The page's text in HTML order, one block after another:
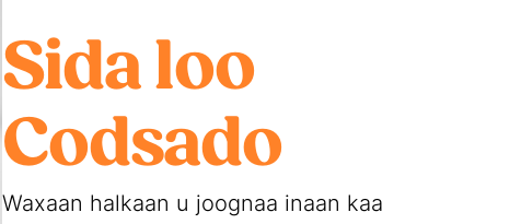
Sida loo
Codsado
Waxaan halkaan u joognaa inaan kaa